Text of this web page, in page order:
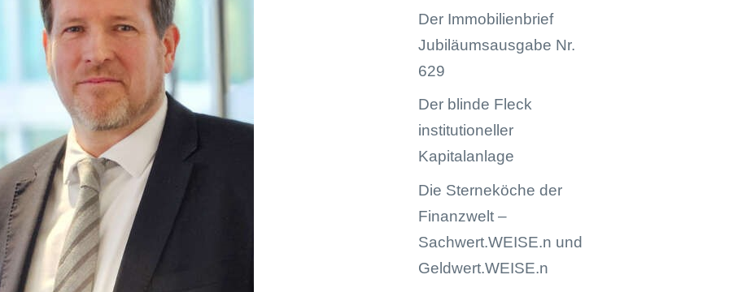
Der Immobilienbrief
Jubiläumsausgabe Nr.
629
Der blinde Fleck
institutioneller
Kapitalanlage
Die Sterneköche der
Finanzwelt –
Sachwert.WEISE.n und
Geldwert.WEISE.n